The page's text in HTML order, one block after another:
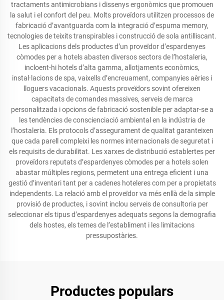
tractaments antimicrobians i dissenys ergonòmics que promouen
la salut i el confort del peu. Molts proveïdors utilitzen processos de
fabricació d’avantguarda com la integració d’espuma memory,
tecnologies de teixits transpirables i construcció de sola antilliscant.
Les aplicacions dels productes d’un proveïdor d’espardenyes
còmodes per a hotels abasten diversos sectors de l’hostaleria,
incloent-hi hotels d’alta gamma, allotjaments econòmics,
instal·lacions de spa, vaixells d’encreuament, companyies aèries i
lloguers vacacionals. Aquests proveïdors sovint ofereixen
capacitats de comandes massives, serveis de marca
personalitzada i opcions de fabricació sostenible per adaptar-se a
les tendències de conscienciació ambiental en la indústria de
l’hostaleria. Els protocols d’assegurament de qualitat garanteixen
que cada parell compleixi les normes internacionals de seguretat i
els requisits de durabilitat. Les xarxes de distribució establertes per
proveïdors reputats d’espardenyes còmodes per a hotels solen
abastar múltiples regions, permetent una entrega eficient i una
gestió d’inventari tant per a cadenes hoteleres com per a propietats
independents. La relació amb el proveïdor va més enllà de la simple
provisió de productes, i sovint inclou serveis de consultoria per
seleccionar els tipus d’espardenyes adequats segons la demografia
dels hostes, els temes de l’establiment i les limitacions
pressupostàries.
Productes populars